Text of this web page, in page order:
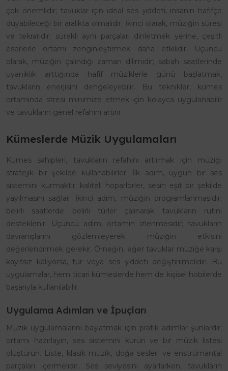
çok önemlidir; tavuklar için ideal ses şiddeti, insanın hafifçe
duyabileceği bir aralıkta olmalıdır. İkinci olarak, müziğin süresi
ve tekrarıdır; sürekli aynı parçaları dinletmek yerine, çeşitli
eserlerle ortamı zenginleştirmek daha etkilidir. Üçüncü
olarak, müziğin çalındığı zaman dilimidir; sabah saatlerinde
uyanıklık arttığında hafif müziklerle günü başlatmak,
tavukların enerjisini dengeleyebilir. Bu teknikler, kümes
ortamında stresi minimize etmek için kolayca uygulanabilir
ve tavukların genel refahını artırır.
Kümeslerde Müzik Uygulamaları
Kümes sahipleri, tavukların refahını artırmak için müziği
stratejik bir şekilde kullanabilirler. İlk adım, uygun bir ses
sistemini kurmaktır; kaliteli hoparlörler, sesin eşit bir şekilde
yayılmasını sağlar. İkinci adım, müziğin programlanmasıdır;
belirli saatlerde belirli türler çalınarak tavukların rutini
desteklenir. Üçüncü adım, ortamın izlenmesidir; tavukların
davranışlarını gözlemleyerek müziğin etkisini
değerlendirmek gerekir. Örneğin, eğer tavuklar müziğe karşı
kayıtsız kalıyorsa, tür veya ses şiddeti değiştirilmelidir. Bu
uygulamalar, hem ticari kümeslerde hem de kişisel hobilerde
başarıyla kullanılabilir.
Uygulama Adımları ve İpuçları
Müzik uygulamalarını başlatmak için pratik adımlar şunlardır:
ortamı hazırlayın, ses sistemini kurun ve bir müzik listesi
oluşturun. Liste, klasik müzik, doğa sesleri ve enstrümantal
parçaları içermelidir. Ses seviyesini ayarlarken, tavukların